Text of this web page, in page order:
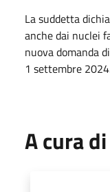
La suddetta
anche dai nuclei
nuova domanda
1 settembre
A cura di